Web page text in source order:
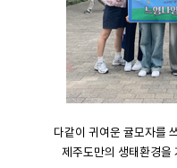
다같이 귀여운 귤모자를
제주도만의 생태환경을